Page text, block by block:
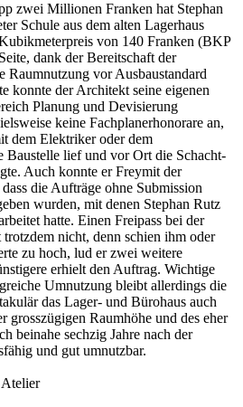
zwei Millionen Franken hat Stephan
Schule aus dem alten Lagerhaus
von 140 Franken (BKP
dank der Bereitschaft der
Raumnutzung vor Ausbaustandard
konnte der Architekt seine eigenen
Planung und Devisierung
keine Fachplanerhonorare an,
dem Elektriker oder dem
Baustelle lief und vor Ort die Schacht-
Auch konnte er Freymit der
die Aufträge ohne Submission
wurden, mit denen Stephan Rutz
hatte. Einen Freipass bei der
nicht, denn schien ihm oder
zu hoch, lud er zwei weitere
erhielt den Auftrag. Wichtige
Umnutzung bleibt allerdings die
das Lager- und Bürohaus auch
grosszügigen Raumhöhe und des eher
beinahe sechzig Jahre nach der
und gut umnutzbar.